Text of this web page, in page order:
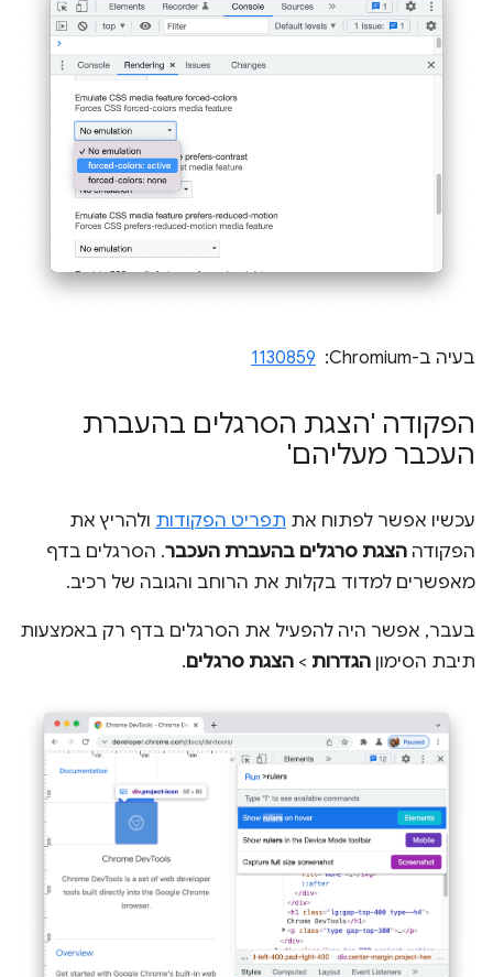
בעיה ב-Chromium: ‏ 1130859
הפקודה 'הצגת הסרגלים בהעברת
העכבר מעליהם'
עכשיו אפשר לפתוח את תפריט הפקודות ולהריץ את
הפקודה הצגת סרגלים בהעברת העכבר. הסרגלים בדף
מאפשרים למדוד בקלות את הרוחב והגובה של רכיב.
בעבר, אפשר היה להפעיל את הסרגלים בדף רק באמצעות
תיבת הסימון הגדרות > הצגת סרגלים.